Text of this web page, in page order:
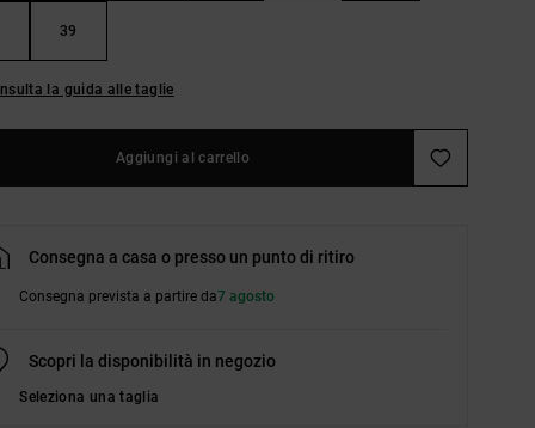
39
la guida alle taglie
Aggiungi al carrello
Consegna a casa o presso un punto di ritiro
Consegna prevista a partire da7 agosto
Scopri la disponibilità in negozio
Seleziona una taglia